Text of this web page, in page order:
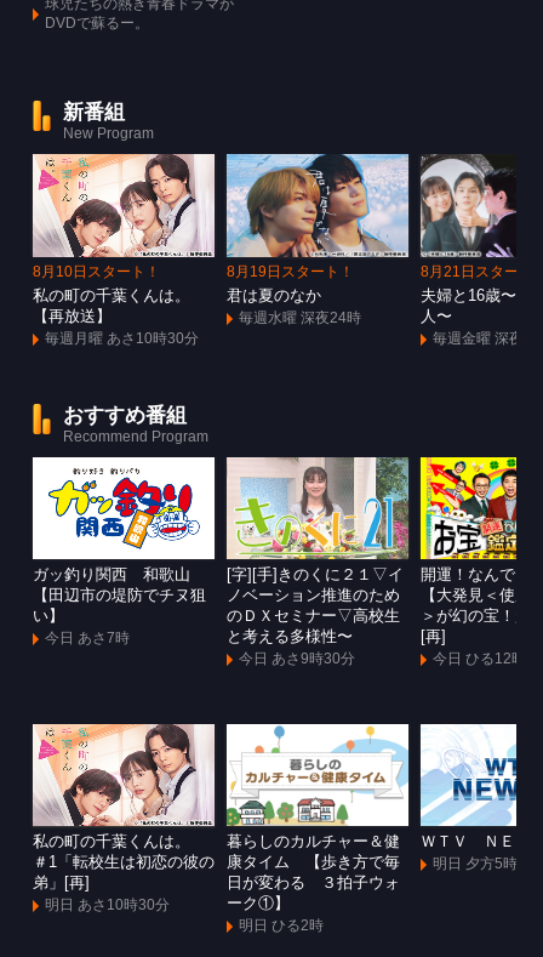
球児たちの熱き青春ドラマが
DVDで蘇るー。
新番組
New Program
8月10日スタート！
私の町の千葉くんは。
【再放送】
毎週月曜 あさ10時30分
8月19日スタート！
君は夏のなか
毎週水曜 深夜24時
8月21日スタート
夫婦と16歳〜狂
人〜
毎週金曜 深夜1
おすすめ番組
Recommend Program
ガッ釣り関西 和歌山
【田辺市の堤防でチヌ狙
い】
今日 あさ7時
[字][手]きのくに２１▽イ
ノベーション推進のため
のＤＸセミナー▽高校生
と考える多様性〜
今日 あさ9時30分
開運！なんで
【大発見＜使用
＞が幻の宝！超
[再]
今日 ひる12時
私の町の千葉くんは。
＃1「転校生は初恋の彼の
弟」[再]
明日 あさ10時30分
暮らしのカルチャー＆健
康タイム 【歩き方で毎
日が変わる ３拍子ウォ
ーク①】
明日 ひる2時
ＷＴＶ ＮＥＷ
明日 夕方5時55